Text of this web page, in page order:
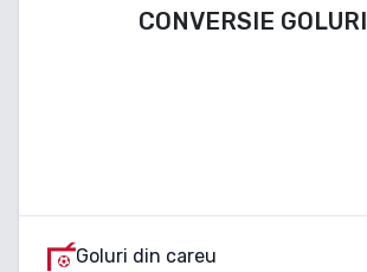
CONVERSIE GOLURI
Goluri din careu